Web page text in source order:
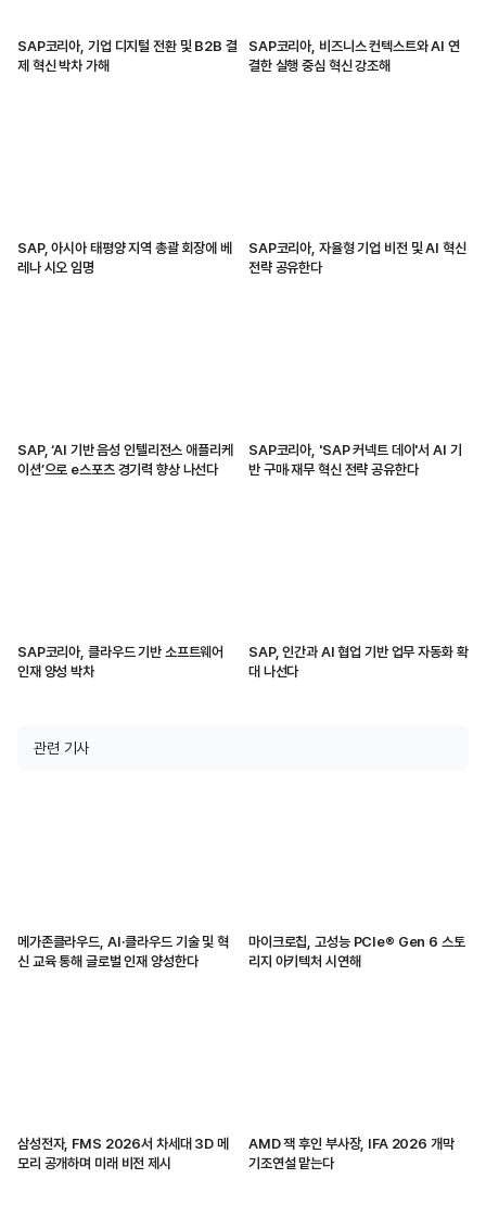
SAP코리아, 기업 디지털 전환 및 B2B 결
제 혁신 박차 가해
SAP코리아, 비즈니스 컨텍스트와 AI 연
결한 실행 중심 혁신 강조해
SAP, 아시아 태평양 지역 총괄 회장에 베
레나 시오 임명
SAP코리아, 자율형 기업 비전 및 AI 혁신
전략 공유한다
SAP, ‘AI 기반 음성 인텔리전스 애플리케
이션’으로 e스포츠 경기력 향상 나선다
SAP코리아, 'SAP 커넥트 데이'서 AI 기
반 구매·재무 혁신 전략 공유한다
SAP코리아, 클라우드 기반 소프트웨어
인재 양성 박차
SAP, 인간과 AI 협업 기반 업무 자동화 확
대 나선다
관련 기사
메가존클라우드, AI·클라우드 기술 및 혁
신 교육 통해 글로벌 인재 양성한다
마이크로칩, 고성능 PCIe® Gen 6 스토
리지 아키텍처 시연해
삼성전자, FMS 2026서 차세대 3D 메
모리 공개하며 미래 비전 제시
AMD 잭 후인 부사장, IFA 2026 개막
기조연설 맡는다